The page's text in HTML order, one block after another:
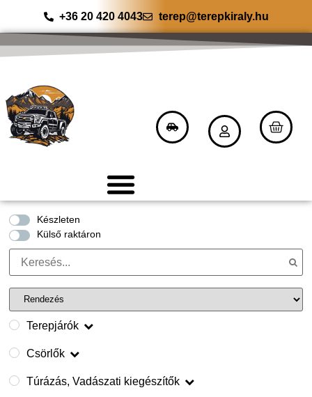
+36 20 420 4043 terep@terepkiraly.hu
Készleten
Külső raktáron
Terepjárók
Csörlők
Túrázás, Vadászati kiegészítők